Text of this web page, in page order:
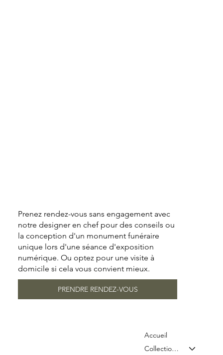
Accueil
Collection & Tarifs
Prenez rendez-vous sans engagement avec
notre designer en chef pour des conseils ou
la conception d'un monument funéraire
unique lors d'une séance d'exposition
numérique. Ou optez pour une visite à
domicile si cela vous convient mieux.
PRENDRE RENDEZ-VOUS